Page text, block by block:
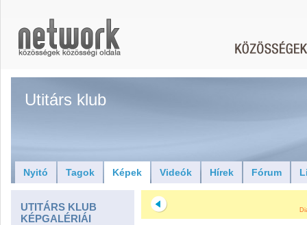
Utitárs klub
Nyitó Tagok Képek Videók Hírek Fórum
UTITÁRS KLUB
KÉPGALÉRIÁI